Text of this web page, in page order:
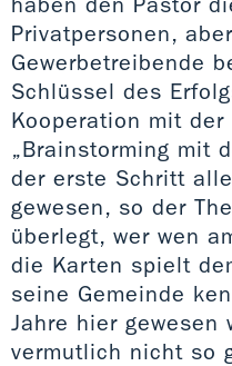
Privatpersonen,
Gewerbetreibende
Schlüssel des
Kooperation mit der
„Brainstorming mit
der erste Schritt
gewesen, so der
überlegt, wer wen
die Karten spielt
seine Gemeinde
Jahre hier gewesen
vermutlich nicht so